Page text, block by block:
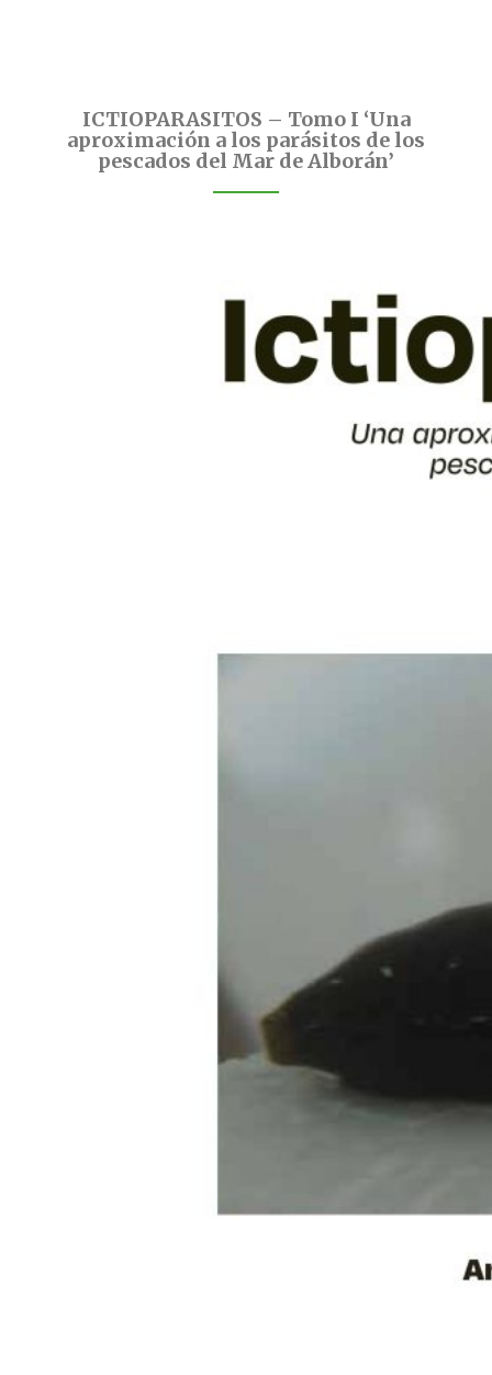
ICTIOPARASITOS – Tomo I ‘Una
aproximación a los parásitos de los
pescados del Mar de Alborán’